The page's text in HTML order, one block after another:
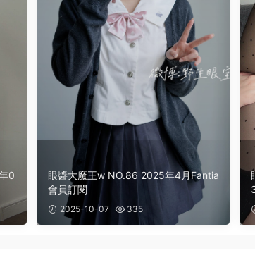
眼醬大魔王w NO.86 2025年4月Fantia
會員訂閱
2025-10-07 335